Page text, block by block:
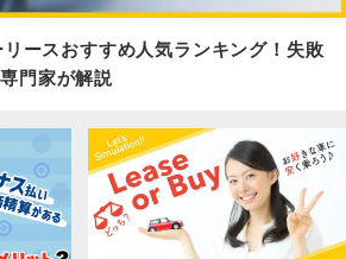
リースおすすめ人気ランキング！失敗
門家が解説